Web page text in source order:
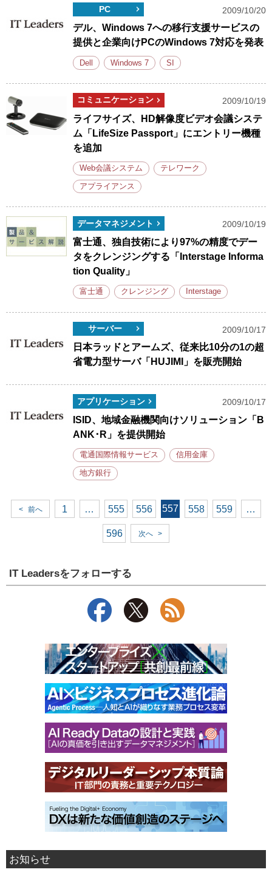
PC 2009/10/20
デル、Windows 7への移行支援サービスの
提供と企業向けPCのWindows 7対応を発表
Dell Windows 7 SI
コミュニケーション 2009/10/19
ライフサイズ、HD解像度ビデオ会議システ
ム「LifeSize Passport」にエントリー機種
を追加
Web会議システム テレワーク
アプライアンス
データマネジメント 2009/10/19
富士通、独自技術により97%の精度でデー
タをクレンジングする「Interstage Informa
tion Quality」
富士通 クレンジング Interstage
サーバー 2009/10/17
日本ラッドとアームズ、従来比10分の1の超
省電力型サーバ「HUJIMI」を販売開始
アプリケーション 2009/10/17
ISID、地域金融機関向けソリューション「B
ANK･R」を提供開始
電通国際情報サービス 信用金庫
地方銀行
< 前へ 1 … 555 556 557 558 559 …
596 次へ >
IT Leadersをフォローする
お知らせ